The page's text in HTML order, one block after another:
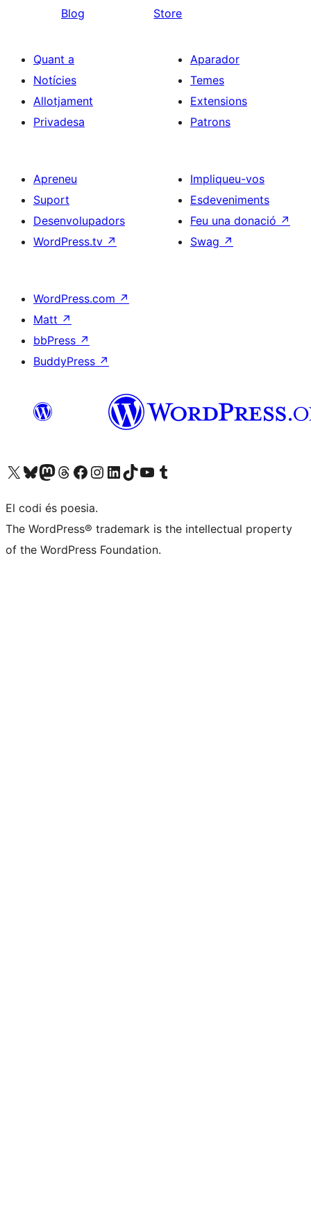
Blog
Store
Quant a
Notícies
Allotjament
Privadesa
Aparador
Temes
Extensions
Patrons
Apreneu
Suport
Desenvolupadors
WordPress.tv ↗
Impliqueu-vos
Esdeveniments
Feu una donació ↗
Swag ↗
WordPress.com ↗
Matt ↗
bbPress ↗
BuddyPress ↗
Visiteu el nostre compte X (abans Twitter)
Visiteu el nostre compte de Bluesky
Visiteu el nostre compte al Mastodon
Visiteu el nostre compte de Threads
Visiteu la nostra pàgina al Facebook
Visiteu el nostre compte d'Instagram
Visiteu el nostre compte de LinkedIn
Visiteu el nostre compte de TikTok
Visiteu el nostre canal al YouTube
Visiteu el nostre compte de Tumblr
El codi és poesia.
The WordPress® trademark is the intellectual property
of the WordPress Foundation.